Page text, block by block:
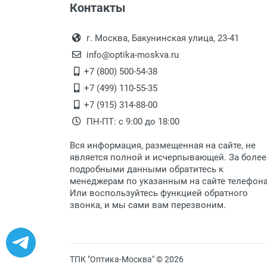
Ширина линзы:
Высота линзы:
Ширина мостика:
Тип оправы:
Материал линзы:
Материал дужки:
Цвет оправы:
Цвет дужки:
Перечисление средств на
Перевод денег на карту Сбербанка.
Выдаем товар в рабочие
После того, как заказ
Для получения товара при
Заказ необходимо
дополнительных расходов за
Доставка по Москве
Доставляем товар по
Доставка транспортными
Данный способ доставки
Мы сотрудничаем с
быстро подберем для Вас
Доставка Почтой России по России
Контакты
г. Москва, Бакунинская улица, 23-41
info@optika-moskva.ru
+7 (800) 500-54-38
+7 (499) 110-55-35
+7 (915) 314-88-00
ПН-ПТ: с 9:00 до 18:00
Вся информация, размещенная на сайте, не
является полной и исчерпывающей. За более
подробными данными обратитесь к
менеджерам по указанным на сайте
Или воспользуйтесь функцией обратного
звонка, и мы сами вам перезвоним.
ТПК "Оптика-Москва" © 2026